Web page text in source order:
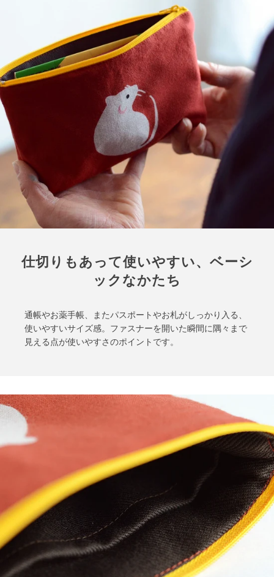
仕切りもあって使いやすい、ベーシ
ックなかたち
通帳やお薬手帳、またパスポートやお札がしっかり入る、
使いやすいサイズ感。ファスナーを開いた瞬間に隅々まで
見える点が使いやすさのポイントです。